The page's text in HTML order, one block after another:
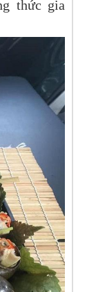
thức gia